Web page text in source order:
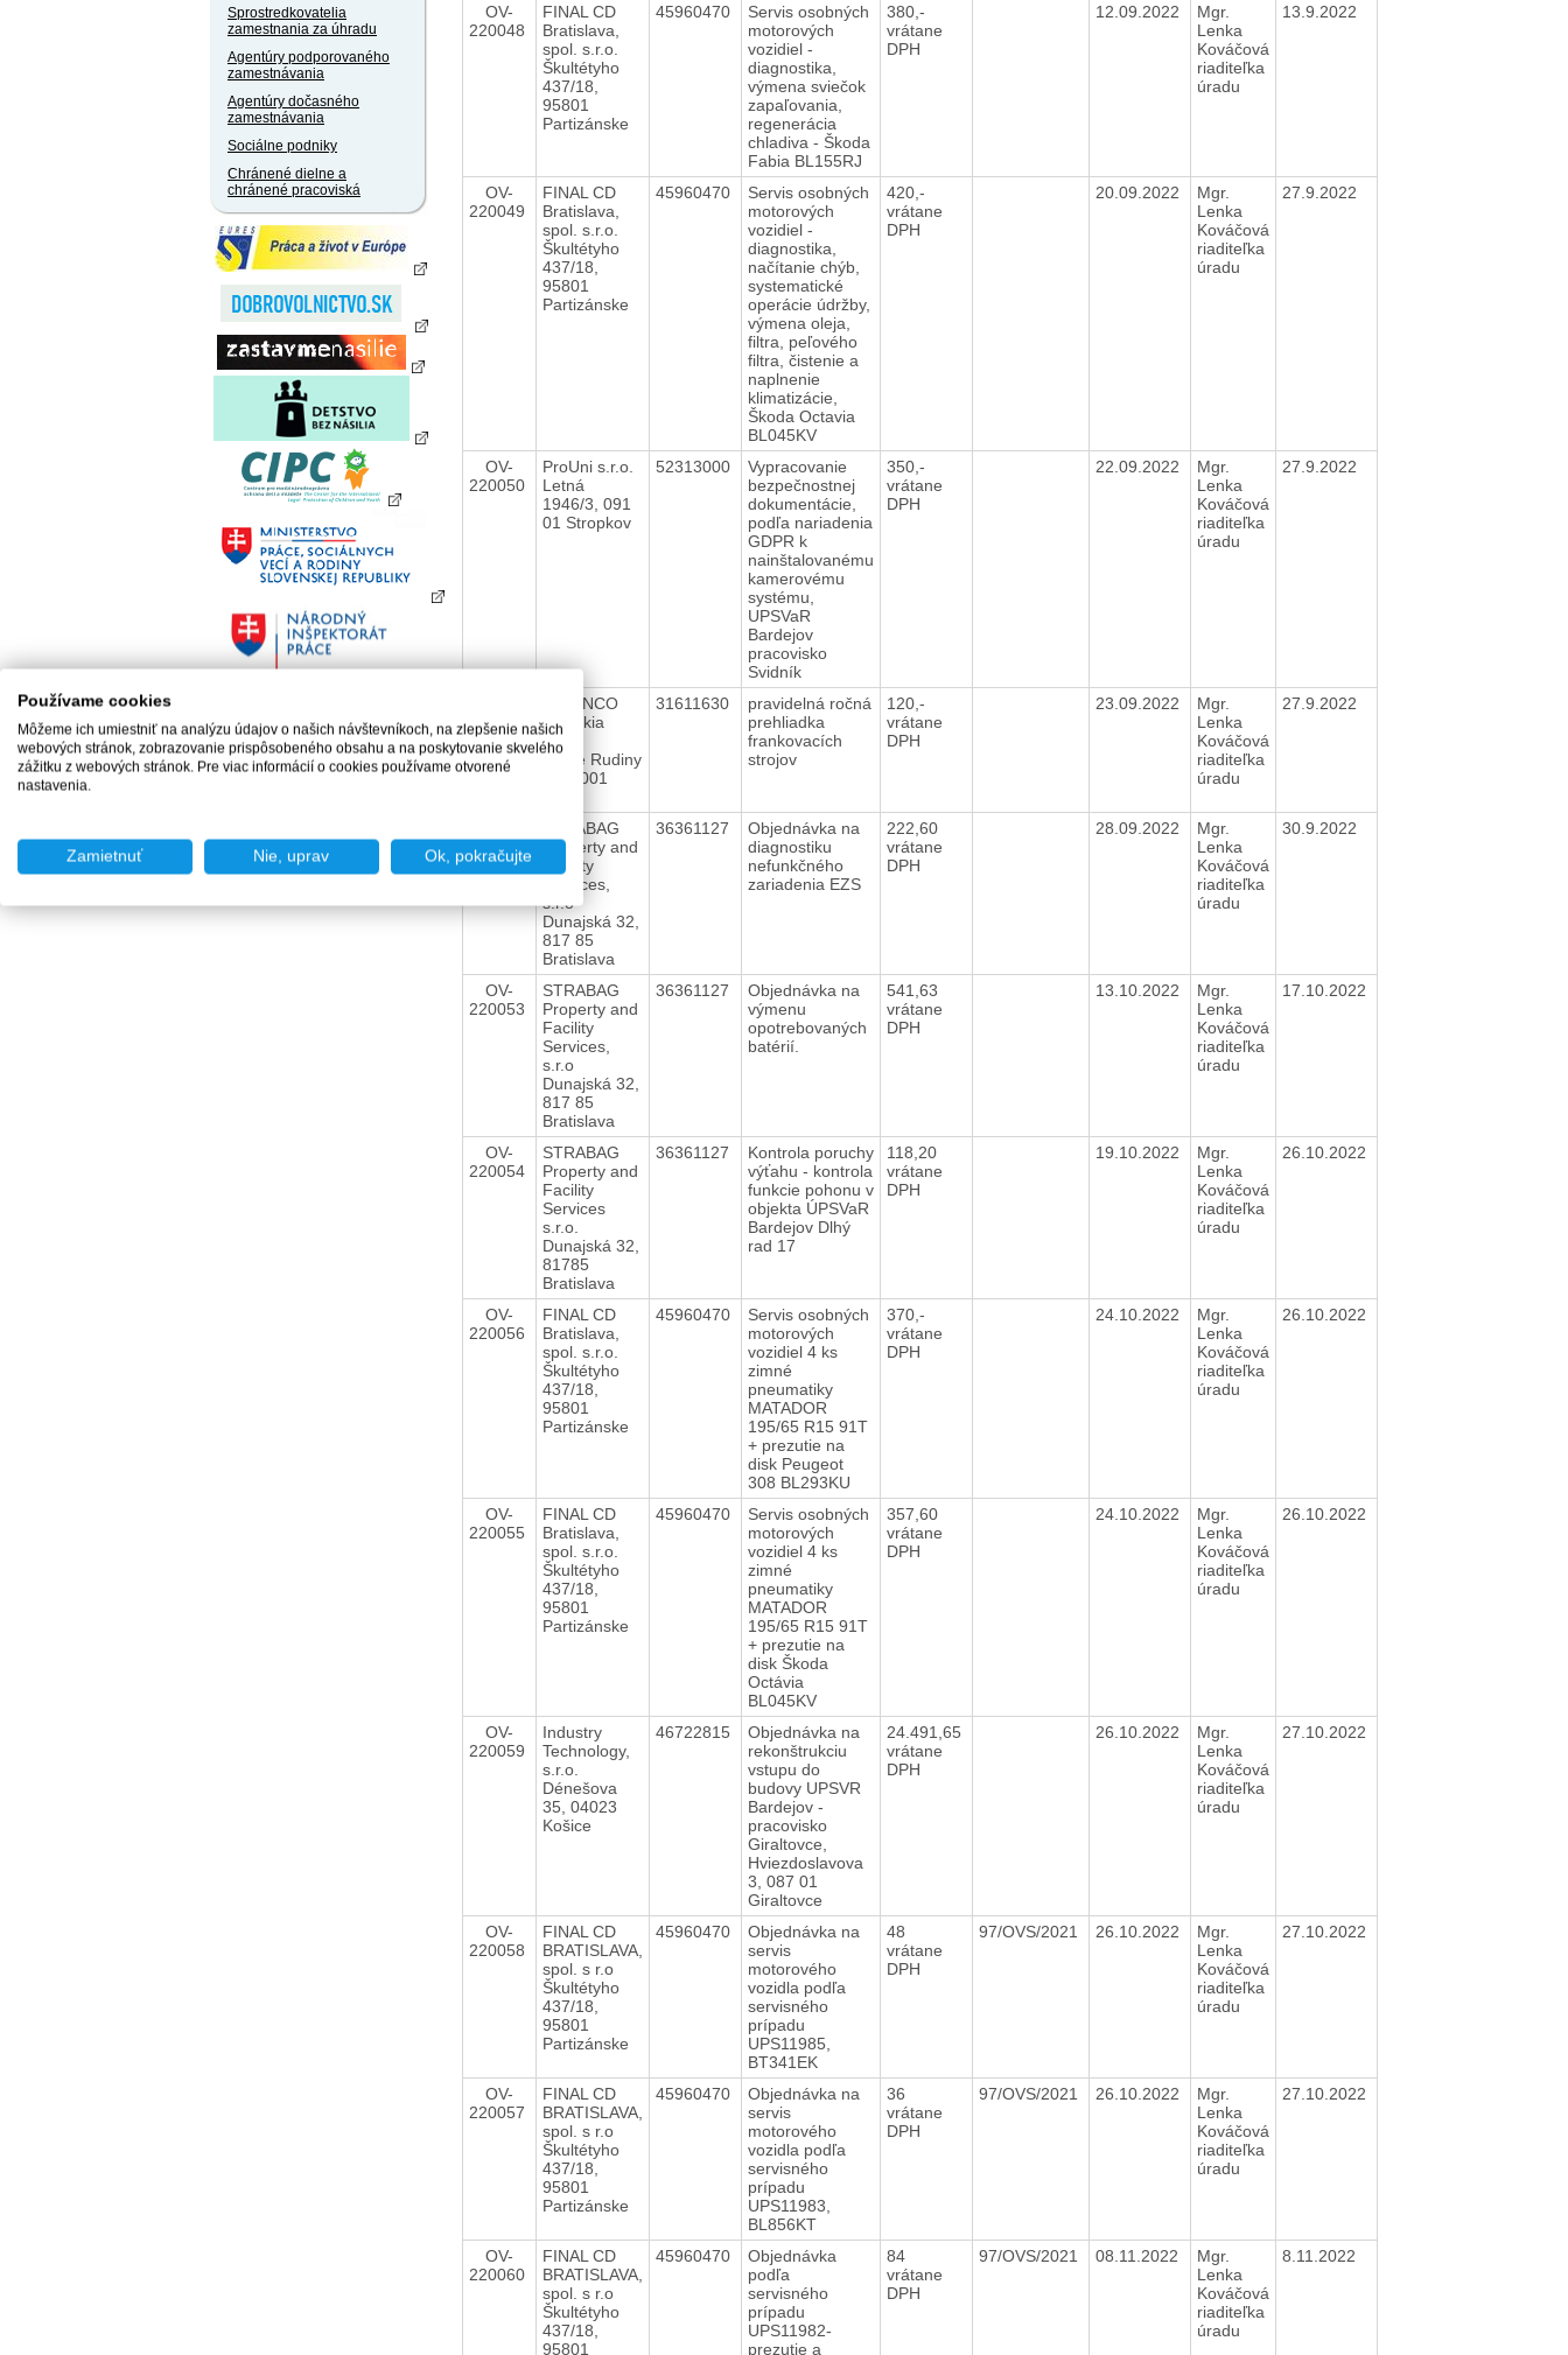
Sprostredkovatelia
zamestnania za úhradu
Agentúry podporovaného
zamestnávania
Agentúry dočasného
zamestnávania
Sociálne podniky
Chránené dielne a
chránené pracoviská
OV-
220048
FINAL CD
Bratislava,
spol. s.r.o.
Škultétyho
437/18,
95801
Partizánske
45960470
Servis osobných
motorových
vozidiel -
diagnostika,
výmena sviečok
zapaľovania,
regenerácia
chladiva - Škoda
Fabia BL155RJ
380,-
vrátane
DPH
12.09.2022
Mgr.
Lenka
Kováčová
riaditeľka
úradu
13.9.2022
OV-
220049
FINAL CD
Bratislava,
spol. s.r.o.
Škultétyho
437/18,
95801
Partizánske
45960470
Servis osobných
motorových
vozidiel -
diagnostika,
načítanie chýb,
systematické
operácie údržby,
výmena oleja,
filtra, peľového
filtra, čistenie a
naplnenie
klimatizácie,
Škoda Octavia
BL045KV
420,-
vrátane
DPH
20.09.2022
Mgr.
Lenka
Kováčová
riaditeľka
úradu
27.9.2022
OV-
220050
ProUni s.r.o.
Letná
1946/3, 091
01 Stropkov
52313000
Vypracovanie
bezpečnostnej
dokumentácie,
podľa nariadenia
GDPR k
nainštalovanému
kamerovému
systému,
UPSVaR
Bardejov
pracovisko
Svidník
350,-
vrátane
DPH
22.09.2022
Mgr.
Lenka
Kováčová
riaditeľka
úradu
27.9.2022
220051
ROBINCO
Slovakia
s.r.o.
Dolné Rudiny
1, 01001
31611630
pravidelná ročná
prehliadka
frankovacích
strojov
120,-
vrátane
DPH
23.09.2022
Mgr.
Lenka
Kováčová
riaditeľka
úradu
27.9.2022
220052
STRABAG
Property and
Facility
Services,
s.r.o
Dunajská 32,
817 85
Bratislava
36361127
Objednávka na
diagnostiku
nefunkčného
zariadenia EZS
222,60
vrátane
DPH
28.09.2022
Mgr.
Lenka
Kováčová
riaditeľka
úradu
30.9.2022
OV-
220053
STRABAG
Property and
Facility
Services,
s.r.o
Dunajská 32,
817 85
Bratislava
36361127
Objednávka na
výmenu
opotrebovaných
batérií.
541,63
vrátane
DPH
13.10.2022
Mgr.
Lenka
Kováčová
riaditeľka
úradu
17.10.2022
OV-
220054
STRABAG
Property and
Facility
Services
s.r.o.
Dunajská 32,
81785
Bratislava
36361127
Kontrola poruchy
výťahu - kontrola
funkcie pohonu v
objekta ÚPSVaR
Bardejov Dlhý
rad 17
118,20
vrátane
DPH
19.10.2022
Mgr.
Lenka
Kováčová
riaditeľka
úradu
26.10.2022
OV-
220056
FINAL CD
Bratislava,
spol. s.r.o.
Škultétyho
437/18,
95801
Partizánske
45960470
Servis osobných
motorových
vozidiel 4 ks
zimné
pneumatiky
MATADOR
195/65 R15 91T
+ prezutie na
disk Peugeot
308 BL293KU
370,-
vrátane
DPH
24.10.2022
Mgr.
Lenka
Kováčová
riaditeľka
úradu
26.10.2022
OV-
220055
FINAL CD
Bratislava,
spol. s.r.o.
Škultétyho
437/18,
95801
Partizánske
45960470
Servis osobných
motorových
vozidiel 4 ks
zimné
pneumatiky
MATADOR
195/65 R15 91T
+ prezutie na
disk Škoda
Octávia
BL045KV
357,60
vrátane
DPH
24.10.2022
Mgr.
Lenka
Kováčová
riaditeľka
úradu
26.10.2022
OV-
220059
Industry
Technology,
s.r.o.
Dénešova
35, 04023
Košice
46722815
Objednávka na
rekonštrukciu
vstupu do
budovy UPSVR
Bardejov -
pracovisko
Giraltovce,
Hviezdoslavova
3, 087 01
Giraltovce
24.491,65
vrátane
DPH
26.10.2022
Mgr.
Lenka
Kováčová
riaditeľka
úradu
27.10.2022
OV-
220058
FINAL CD
BRATISLAVA,
spol. s r.o
Škultétyho
437/18,
95801
Partizánske
45960470
Objednávka na
servis
motorového
vozidla podľa
servisného
prípadu
UPS11985,
BT341EK
48
vrátane
DPH
97/OVS/2021 26.10.2022
Mgr.
Lenka
Kováčová
riaditeľka
úradu
27.10.2022
OV-
220057
FINAL CD
BRATISLAVA,
spol. s r.o
Škultétyho
437/18,
95801
Partizánske
45960470
Objednávka na
servis
motorového
vozidla podľa
servisného
prípadu
UPS11983,
BL856KT
36
vrátane
DPH
97/OVS/2021 26.10.2022
Mgr.
Lenka
Kováčová
riaditeľka
úradu
27.10.2022
OV-
220060
FINAL CD
BRATISLAVA,
spol. s r.o
Škultétyho
437/18,
95801
45960470
Objednávka
podľa
servisného
prípadu
UPS11982-
prezutie a
84
vrátane
DPH
97/OVS/2021 08.11.2022
Mgr.
Lenka
Kováčová
riaditeľka
úradu
8.11.2022
Používame cookies
Môžeme ich umiestniť na analýzu údajov o našich návštevníkoch, na zlepšenie našich
webových stránok, zobrazovanie prispôsobeného obsahu a na poskytovanie skvelého
zážitku z webových stránok. Pre viac informácií o cookies používame otvorené
nastavenia.
Zamietnuť Nie, uprav Ok, pokračujte